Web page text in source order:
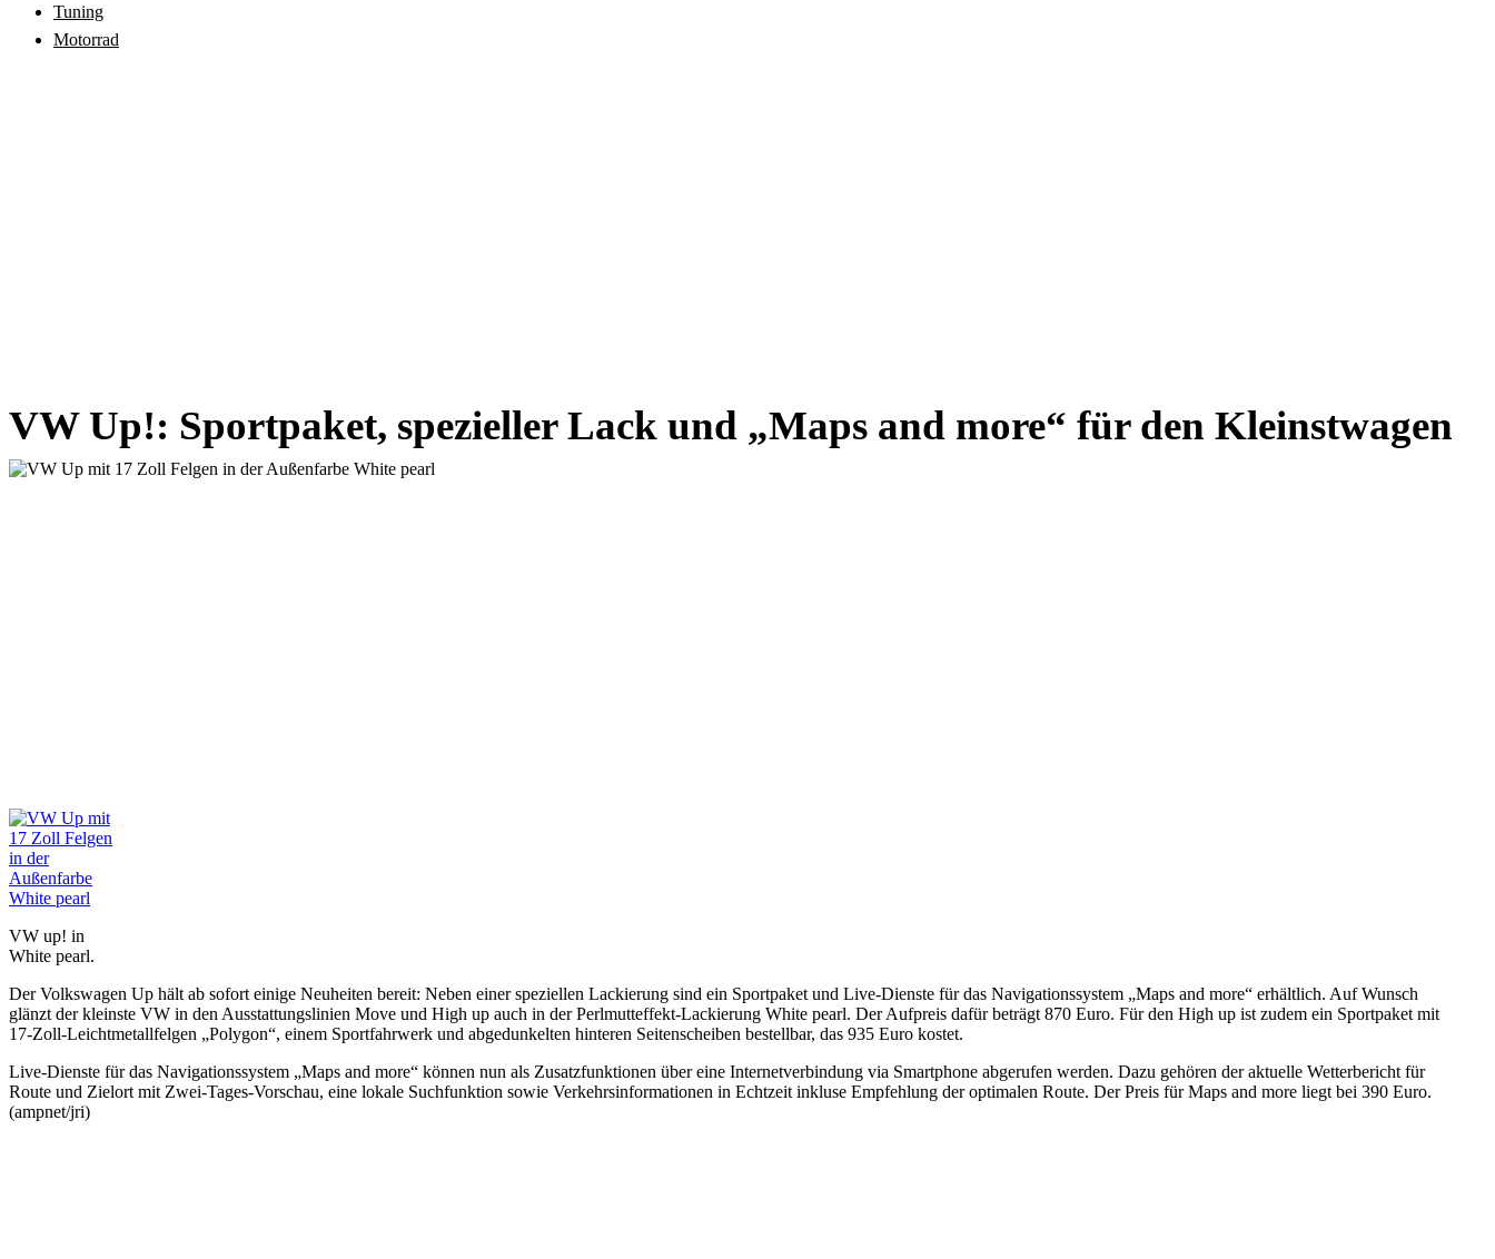
Tuning
Motorrad
VW Up!: Sportpaket, spezieller Lack und „Maps and more“ für den Kleinstwagen
VW up! in
White pearl.
Der Volkswagen Up hält ab sofort einige Neuheiten bereit: Neben einer speziellen Lackierung sind ein Sportpaket und Live-Dienste für das Navigationssystem „Maps and more“ erhältlich. Auf Wunsch
glänzt der kleinste VW in den Ausstattungslinien Move und High up auch in der Perlmutteffekt-Lackierung White pearl. Der Aufpreis dafür beträgt 870 Euro. Für den High up ist zudem ein Sportpaket mit
17-Zoll-Leichtmetallfelgen „Polygon“, einem Sportfahrwerk und abgedunkelten hinteren Seitenscheiben bestellbar, das 935 Euro kostet.
Live-Dienste für das Navigationssystem „Maps and more“ können nun als Zusatzfunktionen über eine Internetverbindung via Smartphone abgerufen werden. Dazu gehören der aktuelle Wetterbericht für
Route und Zielort mit Zwei-Tages-Vorschau, eine lokale Suchfunktion sowie Verkehrsinformationen in Echtzeit inkluse Empfehlung der optimalen Route. Der Preis für Maps and more liegt bei 390 Euro.
(ampnet/jri)